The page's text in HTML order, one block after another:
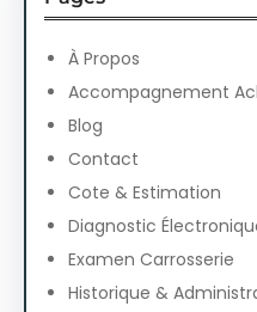
c
h À Propos
Accompagnement
Blog
Contact
Cote & Estimation
Diagnostic
Examen Carrosserie
Historique &